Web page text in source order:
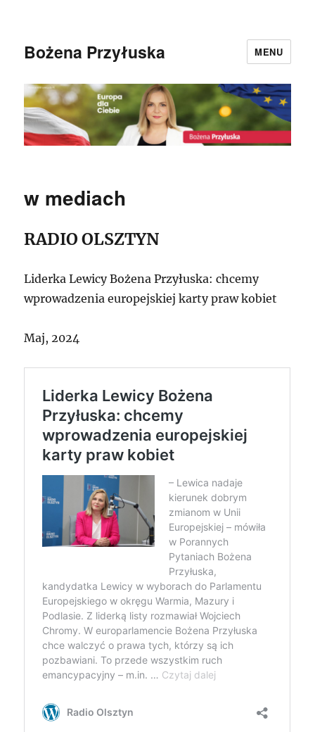
Bożena Przyłuska MENU
w mediach
RADIO OLSZTYN
Liderka Lewicy Bożena Przyłuska: chcemy
wprowadzenia europejskiej karty praw kobiet
Maj, 2024